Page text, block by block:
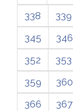
338
339
345
346
352
353
359
360
366
367